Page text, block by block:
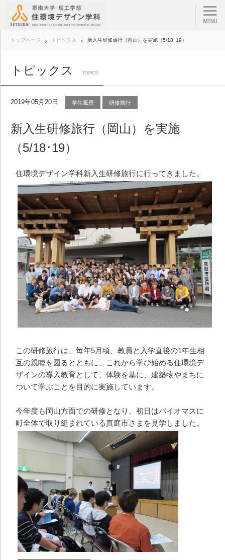
トップページ トピックス 新入生研修旅行（岡山）を実施（5/18･19）
トピックス TOPICS
2019年05月20日 学生風景 研修旅行
新入生研修旅行（岡山）を実施
（5/18･19）
住環境デザイン学科新入生研修旅行に行ってきました。
この研修旅行は、毎年5月頃、教員と入学直後の1年生相
互の親睦を図るとともに、これから学び始める住環境デ
ザインの導入教育として、体験を基に、建築物やまちに
ついて学ぶことを目的に実施しています。
今年度も岡山方面での研修となり、初日はバイオマスに
町全体で取り組まれている真庭市さまを見学しました。